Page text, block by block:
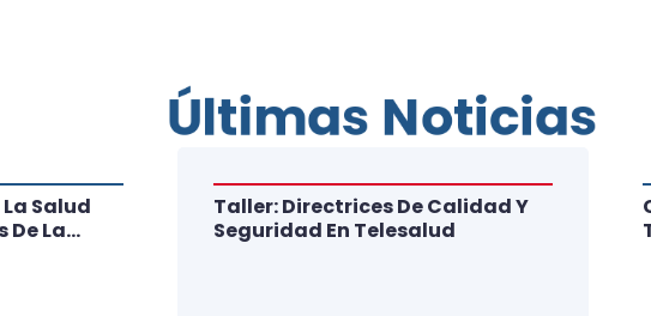
Salud
De La
Taller: Directrices De Calidad Y
Seguridad En Telesalud
Últimas Noticias